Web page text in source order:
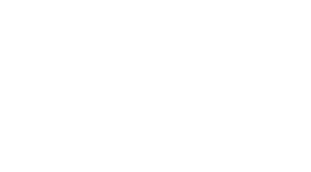
TOEVOEGEN